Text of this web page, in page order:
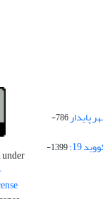
پایدار
786-
19:
1399-